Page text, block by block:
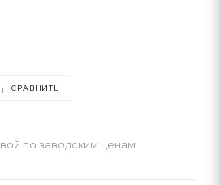
СРАВНИТЬ
по заводским ценам